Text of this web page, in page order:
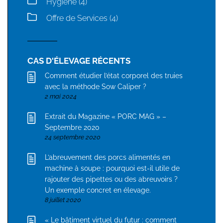
Offre de Services (4)
CAS D'ÉLEVAGE RÉCENTS
Comment étudier l’état corporel des truies
avec la méthode Sow Caliper ?
2 mai 2024
Extrait du Magazine « PORC MAG » –
Septembre 2020
24 septembre 2020
L’abreuvement des porcs alimentés en
machine à soupe : pourquoi est-il utile de
rajouter des pipettes ou des abreuvoirs ?
Un exemple concret en élevage.
8 juillet 2020
« Le bâtiment virtuel du futur : comment